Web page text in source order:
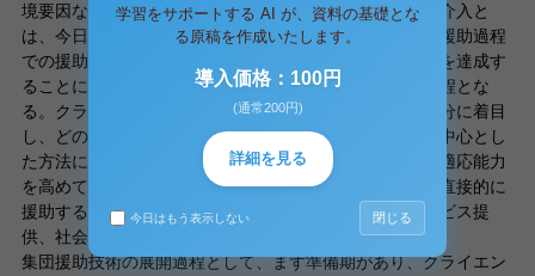
境要因などを多角的視点から行われなければいけない。介入と
は、今日の積極的な社会福祉実践活動といえるが、個別援助過程
での援助計画に基づく実施段階を指している。援助目標を達成す
ることに注目された個別援助技術の中心となる重要な過程とな
る。クライエントの抱えている問題に注目し、どんな部分に着目
し、どのような援助を提供するのかにもよるが、面接を中心とし
た方法によりクライエントに直接働きかけていき、その適応能力
を高めていき問題解決への動機付け、自助能力の育成を直接的に
援助する。ほかにも、社会資源開発や活動を通したサービス提
供、社会環境調整や改善による間接的な援助もある。
集団援助技術の展開過程として、まず準備期があり、クライエン
学習をサポートする AI が、資料の基礎とな
る原稿を作成いたします。
導入価格：100円
(通常200円)
詳細を見る
今日はもう表示しない 閉じる